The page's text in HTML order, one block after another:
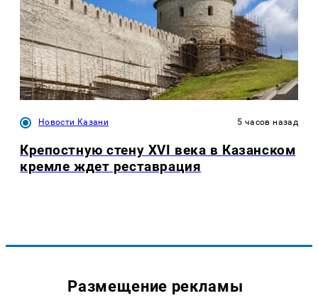
Новости Казани 5 часов назад
Крепостную стену XVI века в Казанском
кремле ждет реставрация
Размещение рекламы